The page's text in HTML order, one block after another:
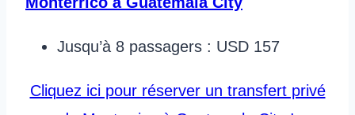
Jusqu’à 8 passagers : USD 157
Cliquez ici pour réserver un transfert privé